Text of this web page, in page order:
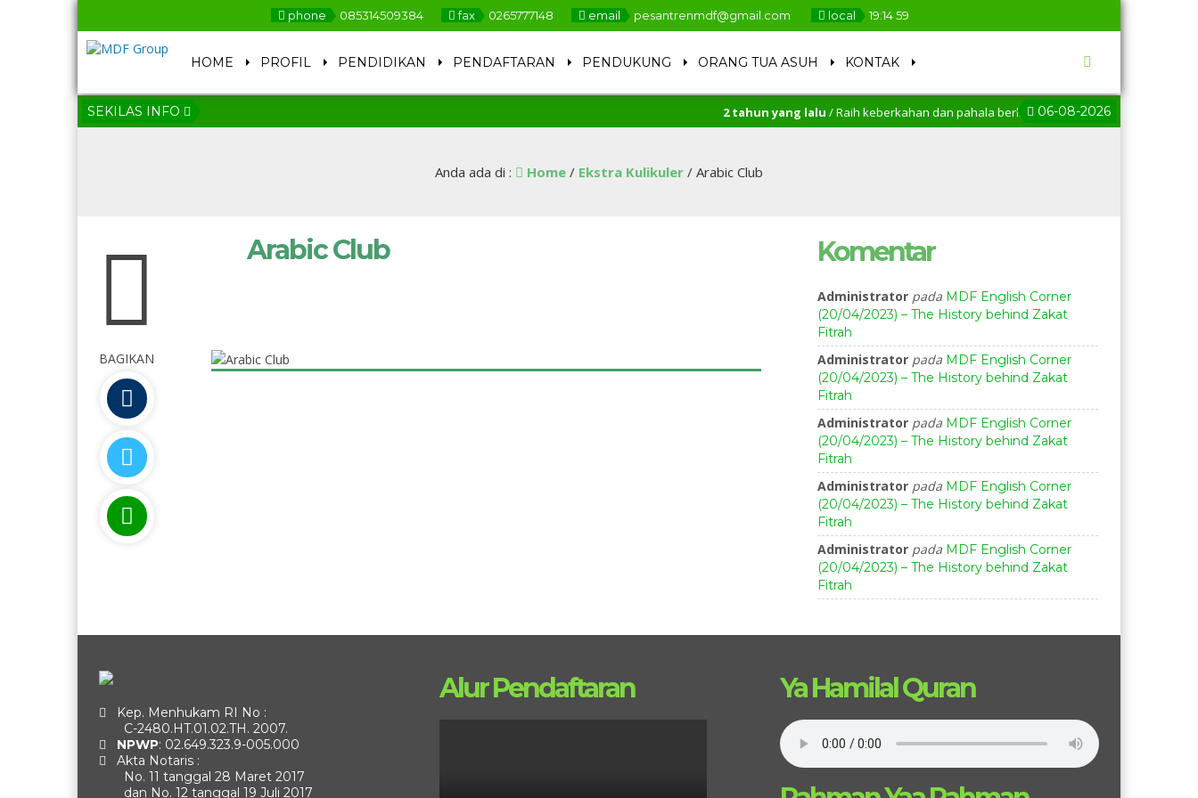
phone 085314509384 fax 0265777148 email pesantrenmdf@gmail.com local 19:15 00
HOME PROFIL PENDIDIKAN PENDAFTARAN PENDUKUNG ORANG TUA ASUH KONTAK
SEKILAS INFO 06-08-2026
2 tahun yang lalu/ Raih keberkahan dan pahala berlipat dengan menjadi Orang Tua
Anda ada di : Home / Ekstra Kulikuler / Arabic Club
Arabic Club
BAGIKAN
Komentar
Administrator pada MDF English Corner
(20/04/2023) – The History behind Zakat
Fitrah
Administrator pada MDF English Corner
(20/04/2023) – The History behind Zakat
Fitrah
Administrator pada MDF English Corner
(20/04/2023) – The History behind Zakat
Fitrah
Administrator pada MDF English Corner
(20/04/2023) – The History behind Zakat
Fitrah
Administrator pada MDF English Corner
(20/04/2023) – The History behind Zakat
Fitrah
Kep. Menhukam RI No :
C-2480.HT.01.02.TH. 2007.
NPWP: 02.649.323.9-005.000
Akta Notaris :
No. 11 tanggal 28 Maret 2017
dan No. 12 tanggal 19 Juli 2017
Alur Pendaftaran Ya Hamilal Quran